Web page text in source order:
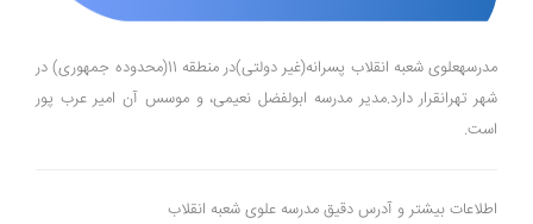
مدرسهعلوی شعبه انقلاب پسرانه(غیر دولتی)در منطقه 11(محدوده جمهوری) در
شهر تهرانقرار دارد.مدیر مدرسه ابولفضل نعیمی، و موسس آن امیر عرب پور
است.
اطلاعات بیشتر و آدرس دقیق مدرسه علوی شعبه انقلاب